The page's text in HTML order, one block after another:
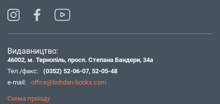
Видавництво:
46002, м. Тернопіль, просп. Степана Бандери, 34а
Тел./факс:
(0352) 52-06-07, 52-05-48
e-mail:
office@bohdan-books.com
Схема проїзду